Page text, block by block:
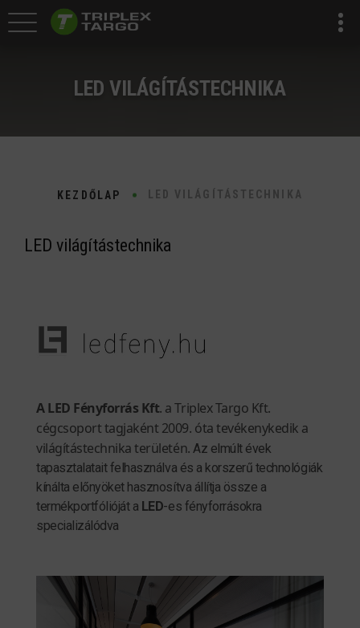
LED VILÁGÍTÁSTECHNIKA
KEZDŐLAP LED VILÁGÍTÁSTECHNIKA
LED világítástechnika
A LED Fényforrás Kft. a Triplex Targo Kft.
cégcsoport tagjaként 2009. óta tevékenykedik a
világítástechnika területén. Az elmúlt évek
tapasztalatait felhasználva és a korszerű technológiák
kínálta előnyöket hasznosítva állítja össze a
termékportfólióját a LED-es fényforrásokra
specializálódva